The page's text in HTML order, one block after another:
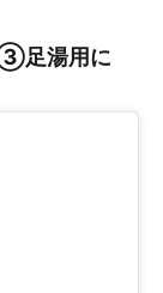
③足湯用に